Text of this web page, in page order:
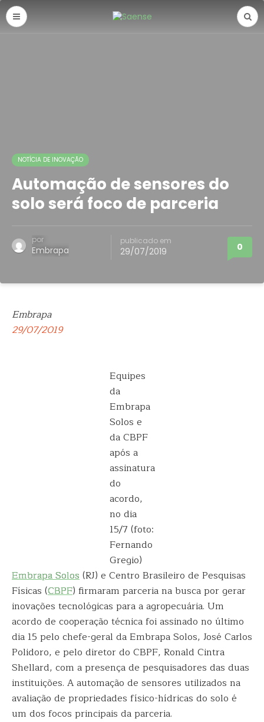
NOTÍCIA DE INOVAÇÃO
Automação de sensores do
solo será foco de parceria
por
Embrapa
publicado em
29/07/2019 0
Embrapa
29/07/2019
Equipes
da
Embrapa
Solos e
da CBPF
após a
assinatura
do
acordo,
no dia
15/7 (foto:
Fernando
Gregio)
Embrapa Solos(RJ) e Centro Brasileiro de Pesquisas
Físicas (CBPF) firmaram parceria na busca por gerar
inovações tecnológicas para a agropecuária. Um
acordo de cooperação técnica foi assinado no último
dia 15 pelo chefe-geral da Embrapa Solos, José Carlos
Polidoro, e pelo diretor do CBPF, Ronald Cintra
Shellard, com a presença de pesquisadores das duas
instituições. A automação de sensores utilizados na
avaliação de propriedades físico-hídricas do solo é
um dos focos principais da parceria.